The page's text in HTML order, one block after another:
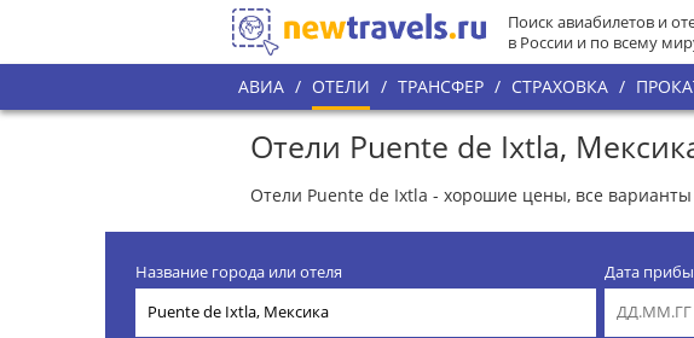
Поиск авиабилетов и
в России и по всему
АВИА / ОТЕЛИ / ТРАНСФЕР / СТРАХОВКА /
Отели Puente de Ixtla,
Отели Puente de Ixtla - хорошие цены, все
Название города или отеля Дата